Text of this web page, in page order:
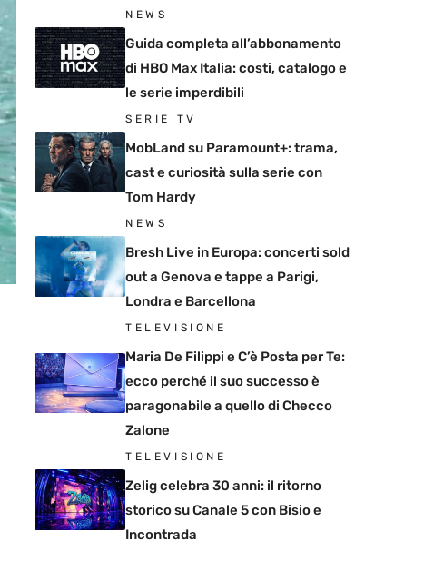
NEWS
Guida completa all’abbonamento
di HBO Max Italia: costi, catalogo e
le serie imperdibili
SERIE TV
MobLand su Paramount+: trama,
cast e curiosità sulla serie con
Tom Hardy
NEWS
Bresh Live in Europa: concerti sold
out a Genova e tappe a Parigi,
Londra e Barcellona
TELEVISIONE
Maria De Filippi e C’è Posta per Te:
ecco perché il suo successo è
paragonabile a quello di Checco
Zalone
TELEVISIONE
Zelig celebra 30 anni: il ritorno
storico su Canale 5 con Bisio e
Incontrada